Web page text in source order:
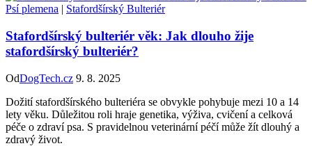
Psí plemena | Stafordšírský Bulteriér
Stafordšírský bulteriér věk: Jak dlouho žije
stafordšírský bulteriér?
OdDogTech.cz 9. 8. 2025
Dožití stafordšírského bulteriéra se obvykle pohybuje mezi 10 a 14
lety věku. Důležitou roli hraje genetika, výživa, cvičení a celková
péče o zdraví psa. S pravidelnou veterinární péčí může žít dlouhý a
zdravý život.